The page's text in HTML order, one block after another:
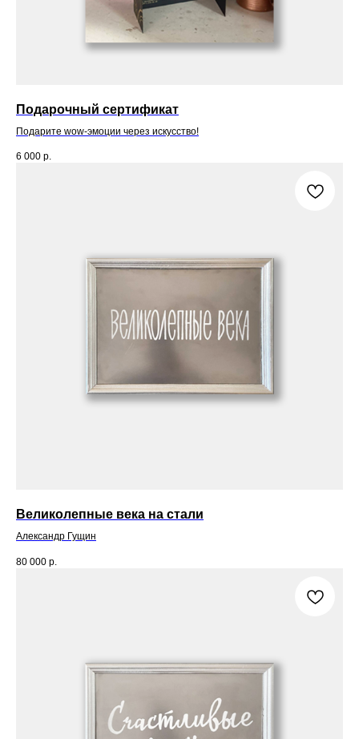
Подарочный сертификат
Подарите wow-эмоции через искусство!
6 000 р.
Великолепные века на стали
Александр Гущин
80 000 р.